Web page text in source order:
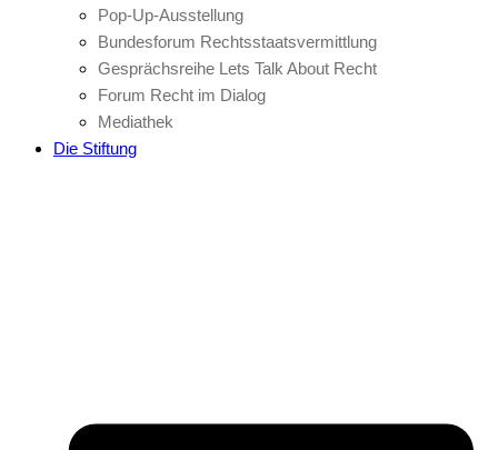
Pop-Up-Ausstellung
Bundesforum Rechtsstaatsvermittlung
Gesprächsreihe Lets Talk About Recht
Forum Recht im Dialog
Mediathek
Die Stiftung